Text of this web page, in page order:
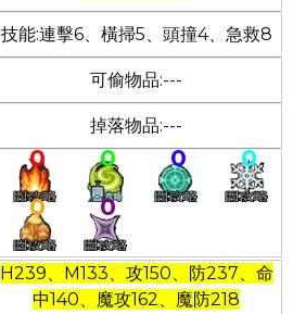
技能:連擊6、橫掃5、頭撞4、急救8
可偷物品:---
掉落物品:---
0 0 0
0
0
0
H239、M133、攻150、防237、命
中140、魔攻162、魔防218